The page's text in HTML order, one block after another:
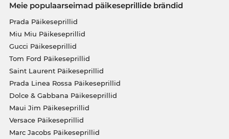
Meie populaarseimad päikeseprillide brändid
Prada Päikeseprillid
Miu Miu Päikeseprillid
Gucci Päikeseprillid
Tom Ford Päikeseprillid
Saint Laurent Päikeseprillid
Prada Linea Rossa Päikeseprillid
Dolce & Gabbana Päikeseprillid
Maui Jim Päikeseprillid
Versace Päikeseprillid
Marc Jacobs Päikeseprillid